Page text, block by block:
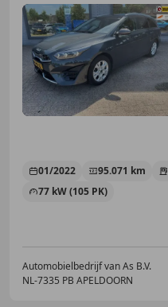
01/2022 95.071 km
77 kW (105 PK)
Automobielbedrijf van As B.V.
NL-7335 PB APELDOORN